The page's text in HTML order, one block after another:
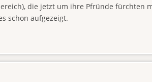
die jetzt um ihre Pfründe fürchten
schon aufgezeigt.